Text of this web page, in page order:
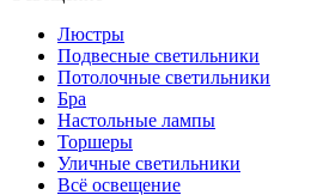
Люстры
Подвесные светильники
Потолочные светильники
Бра
Настольные лампы
Торшеры
Уличные светильники